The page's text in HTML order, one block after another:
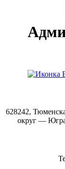
628242,
округ —